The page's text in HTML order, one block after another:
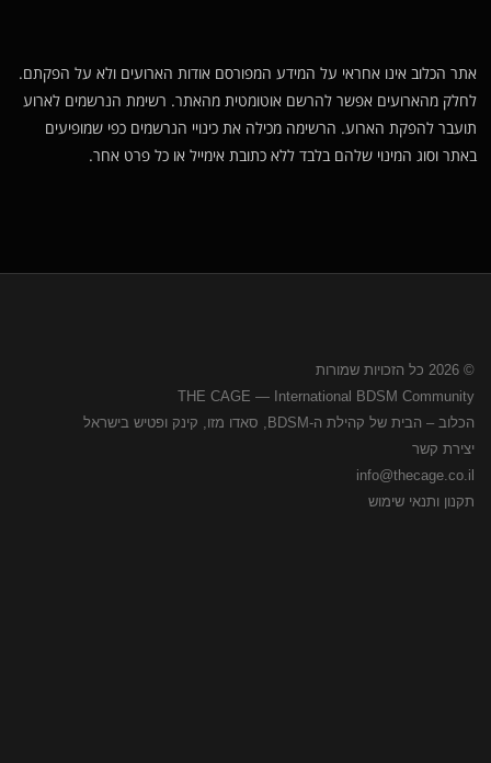
אתר הכלוב אינו אחראי על המידע המפורסם אודות הארועים ולא על הפקתם.
לחלק מהארועים אפשר להרשם אוטומטית מהאתר. רשימת הנרשמים לארוע
תועבר להפקת הארוע. הרשימה מכילה את כינויי הנרשמים כפי שמופיעים
באתר וסוג המינוי שלהם בלבד ללא כתובת אימייל או כל פרט אחר.
© 2026 כל הזכויות שמורות
THE CAGE — International BDSM Community
הכלוב – הבית של קהילת ה-BDSM, סאדו מזו, קינק ופטיש בישראל
יצירת קשר
info@thecage.co.il
תקנון ותנאי שימוש